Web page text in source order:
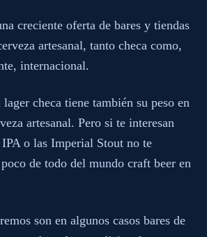
creciente oferta de bares y tiendas
artesanal, tanto checa como,
internacional.
checa tiene también su peso en
artesanal. Pero si te interesan
o las Imperial Stout no te
de todo del mundo craft beer en
son en algunos casos bares de